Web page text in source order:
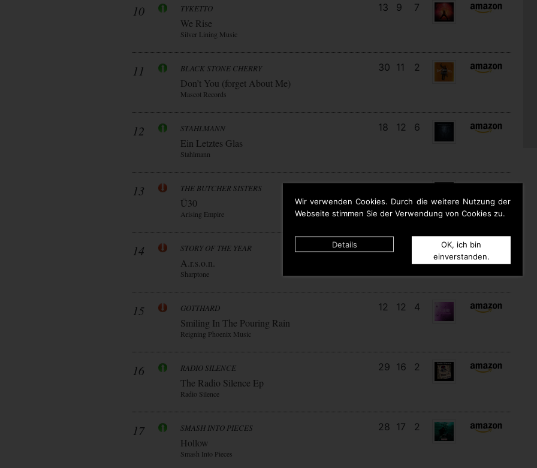
Wir verwenden Cookies. Durch die weitere Nutzung der
Webseite stimmen Sie der Verwendung von Cookies zu.
Details
OK, ich bin
einverstanden.
10 TYKETTO
We Rise
Silver Lining Music
13 9 7
11 BLACK STONE CHERRY
Don’t You (forget About Me)
Mascot Records
30 11 2
12 STAHLMANN
Ein Letztes Glas
Stahlmann
18 12 6
13 THE BUTCHER SISTERS
Ü30
Arising Empire
10 10 8
14 STORY OF THE YEAR
A.r.s.o.n.
Sharptone
15 GOTTHARD
Smiling In The Pouring Rain
Reigning Phoenix Music
12 12 4
16 RADIO SILENCE
The Radio Silence Ep
Radio Silence
29 16 2
17 SMASH INTO PIECES
Hollow
Smash Into Pieces
28 17 2